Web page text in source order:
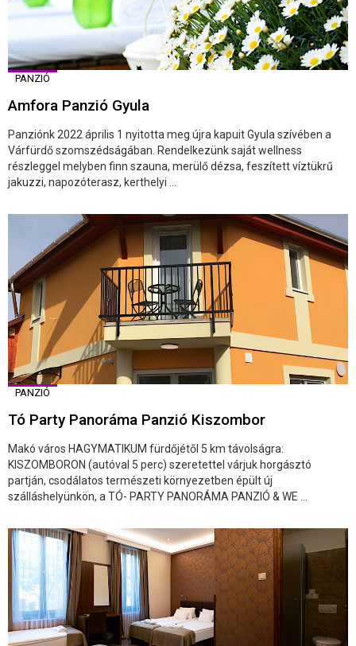
PANZIÓ
Amfora Panzió Gyula
Panziónk 2022 április 1 nyitotta meg újra kapuit Gyula szívében a
Várfürdő szomszédságában. Rendelkezünk saját wellness
részleggel melyben finn szauna, merülő dézsa, feszített víztükrű
jakuzzi, napozóterasz, kerthelyi ...
PANZIÓ
Tó Party Panoráma Panzió Kiszombor
Makó város HAGYMATIKUM fürdőjétől 5 km távolságra:
KISZOMBORON (autóval 5 perc) szeretettel várjuk horgásztó
partján, csodálatos természeti környezetben épült új
szálláshelyünkön, a TÓ- PARTY PANORÁMA PANZIÓ & WE ...